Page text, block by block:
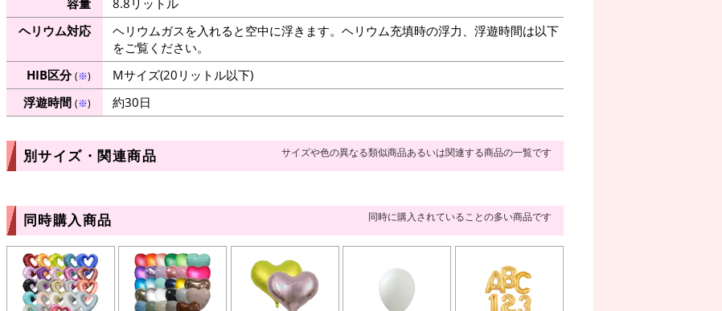
容量
8.8リットル
ヘリウム対応
ヘリウムガスを入れると空中に浮きます。ヘリウム充填時の浮力、浮遊時間は以下
をご覧ください。
HIB区分(※)
Mサイズ(20リットル以下)
浮遊時間 (※) 約30日
別サイズ・関連商品 サイズや色の異なる類似商品あるいは関連する商品の一覧です
同時購入商品 同時に購入されていることの多い商品です